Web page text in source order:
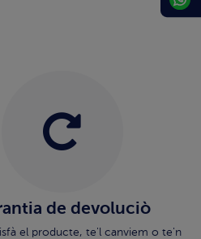
de devoluciò
el producte, te'l canviem o te'n